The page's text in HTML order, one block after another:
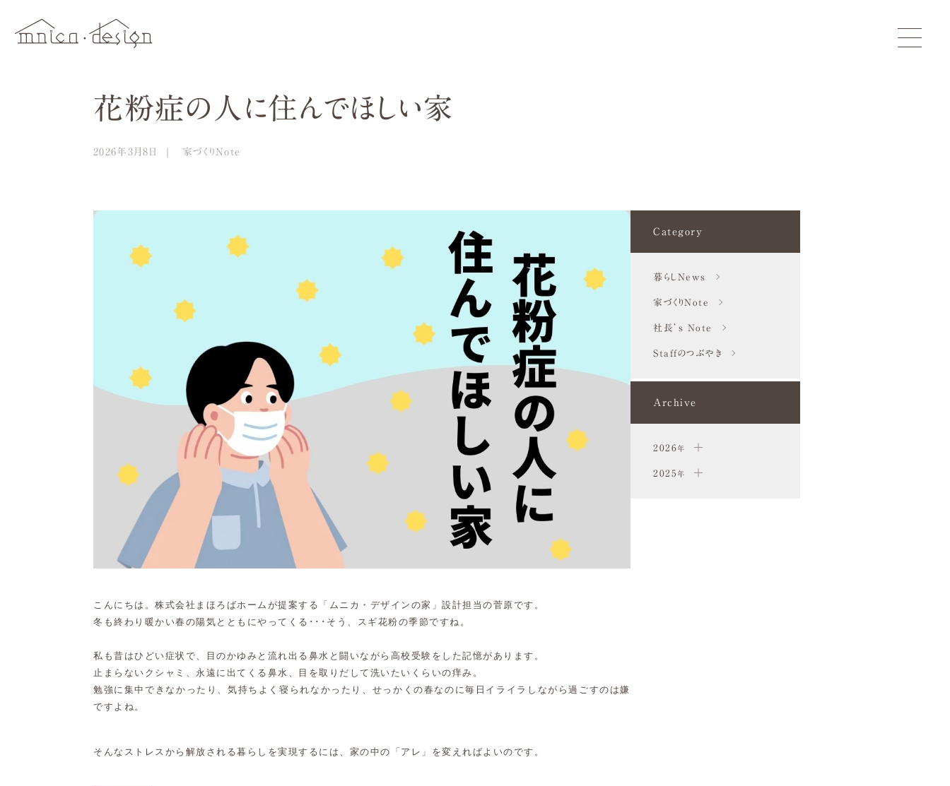
花粉症の人に住んでほしい家
2026年3月8日 家づくりNote
こんにちは。株式会社まほろばホームが提案する「ムニカ・デザインの家」設計担当の菅原です。
冬も終わり暖かい春の陽気とともにやってくる･･･そう、スギ花粉の季節ですね。
私も昔はひどい症状で、目のかゆみと流れ出る鼻水と闘いながら高校受験をした記憶があります。
止まらないクシャミ、永遠に出てくる鼻水、目を取りだして洗いたいくらいの痒み。
勉強に集中できなかったり、気持ちよく寝られなかったり、せっかくの春なのに毎日イライラしながら過ごすのは嫌
ですよね。
そんなストレスから解放される暮らしを実現するには、家の中の「アレ」を変えればよいのです。
Category
暮らしNews
家づくりNote
社長’s Note
Staffのつぶやき
Archive
2026 年
2025 年